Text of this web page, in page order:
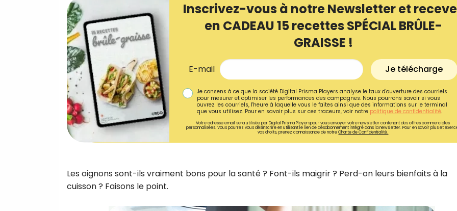
Inscrivez-vous à notre Newsletter et
en CADEAU 15 recettes SPÉCIAL BRÛLE-
GRAISSE !
E-mail Je télécharge
Je consens à ce que la société Digital Prisma Players analyse le taux d'ouverture des courriels
pour mesurer et optimiser les performances des campagnes. Nous pourrons savoir si vous
ouvrez les courriels, l'heure à laquelle vous le faites ainsi que des informations sur le terminal
que vous utilisez. Pour en savoir plus sur ces traceurs, voir notre politique de confidentialité.
Votre adresse email sera utilisée par Digital Prisma Playerspour vous envoyer votre newsletter contenant des offres commerciales
personnalisées. Vous pourrez vous désinscrire en utilisant le lien de désabonnement intégré dans la newsletter. Pour en savoir plus et
vos droits, prenez connaissance de notreCharte de Confidentialité.
Les oignons sont-ils vraiment bons pour la santé ? Font-ils maigrir ? Perd-on leurs bienfaits à la
cuisson ? Faisons le point.
recettes inédites de
Ainsi que la newsletter